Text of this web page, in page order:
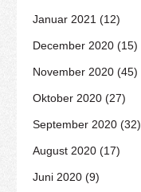
Januar 2021 (12)
December 2020 (15)
November 2020 (45)
Oktober 2020 (27)
September 2020 (32)
August 2020 (17)
Juni 2020 (9)